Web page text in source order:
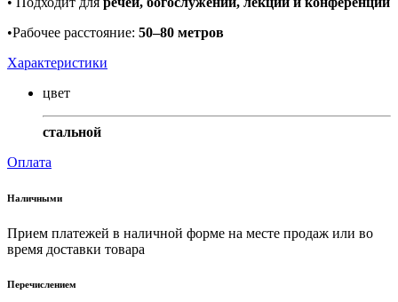
•Рабочее расстояние: 50–80 метров
Характеристики
цвет
стальной
Оплата
Наличными
Прием платежей в наличной форме на месте продаж или во
время доставки товара
Перечислением